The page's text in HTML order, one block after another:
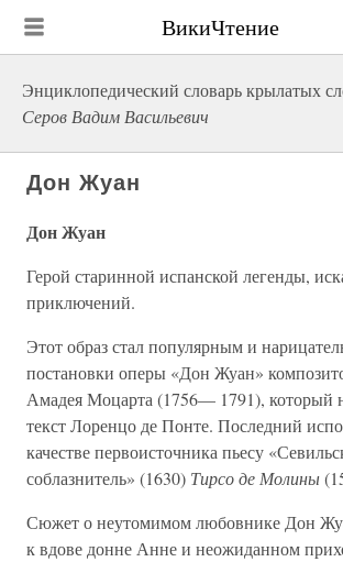
ВикиЧтение
Энциклопедический словарь крылатых
Серов Вадим Васильевич
Дон Жуан
Дон Жуан
Герой старинной испанской легенды,
приключений.
Этот образ стал популярным и
постановки оперы «Дон Жуан»
Амадея Моцарта (1756— 1791), который
текст Лоренцо де Понте. Последний
качестве первоисточника пьесу
соблазнитель» (1630) Тирсо де Молины
Сюжет о неутомимом любовнике Дон
к вдове донне Анне и неожиданном